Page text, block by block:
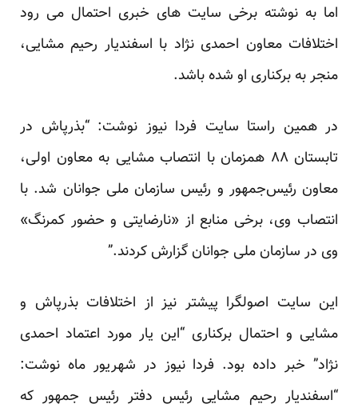
اما به نوشته برخی سایت های خبری احتمال می رود
اختلافات معاون احمدی نژاد با اسفندیار رحیم مشایی،
منجر به برکناری او شده باشد.
در همین راستا سایت فردا نیوز نوشت: “بذرپاش در
تابستان ۸۸ همزمان با انتصاب مشایی به معاون اولی،
معاون رئیس‌جمهور و رئیس سازمان ملی جوانان شد. با
انتصاب وی، برخی منابع از «نارضایتی و حضور کمرنگ»
وی در سازمان ملی جوانان گزارش کردند.”
این سایت اصولگرا پیشتر نیز از اختلافات بذرپاش و
مشایی و احتمال برکناری “این یار مورد اعتماد احمدی
نژاد” خبر داده بود. فردا نیوز در شهریور ماه نوشت:
“اسفندیار رحیم مشایی رئیس دفتر رئیس جمهور که